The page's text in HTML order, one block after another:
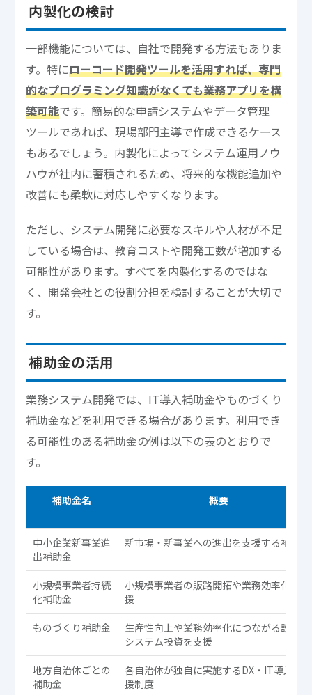
内製化の検討
一部機能については、自社で開発する方法もありま
す。特にローコード開発ツールを活用すれば、専門
的なプログラミング知識がなくても業務アプリを構
築可能です。簡易的な申請システムやデータ管理
ツールであれば、現場部門主導で作成できるケース
もあるでしょう。内製化によってシステム運用ノウ
ハウが社内に蓄積されるため、将来的な機能追加や
改善にも柔軟に対応しやすくなります。
ただし、システム開発に必要なスキルや人材が不足
している場合は、教育コストや開発工数が増加する
可能性があります。すべてを内製化するのではな
く、開発会社との役割分担を検討することが大切で
す。
補助金の活用
業務システム開発では、IT導入補助金やものづくり
補助金などを利用できる場合があります。利用でき
る可能性のある補助金の例は以下の表のとおりで
す。
補助金名 概要
中小企業新事業進
出補助金
新市場・新事業への進出を支援する補助金
小規模事業者持続
化補助金
小規模事業者の販路開拓や業務効率化を支
援
ものづくり補助金
生産性向上や業務効率化につながる設備・
システム投資を支援
地方自治体ごとの
補助金
各自治体が独自に実施するDX・IT導入支
援制度